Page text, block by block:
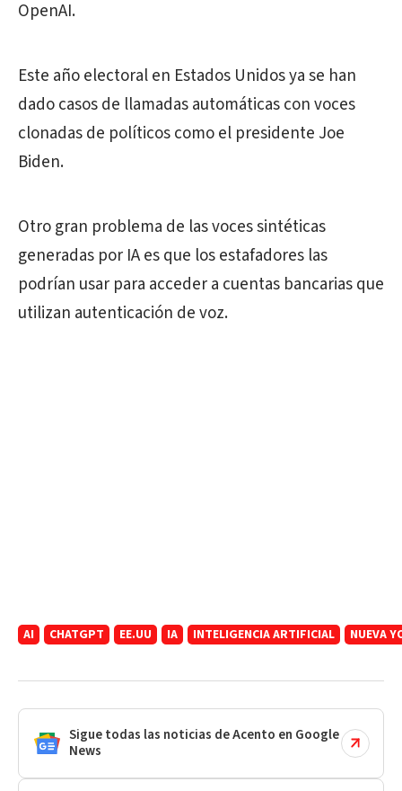
OpenAI.
Este año electoral en Estados Unidos ya se han
dado casos de llamadas automáticas con voces
clonadas de políticos como el presidente Joe
Biden.
Otro gran problema de las voces sintéticas
generadas por IA es que los estafadores las
podrían usar para acceder a cuentas bancarias que
utilizan autenticación de voz.
AI CHATGPT EE.UU IA INTELIGENCIA ARTIFICIAL NUEVA
Sigue todas las noticias de Acento en Google
News